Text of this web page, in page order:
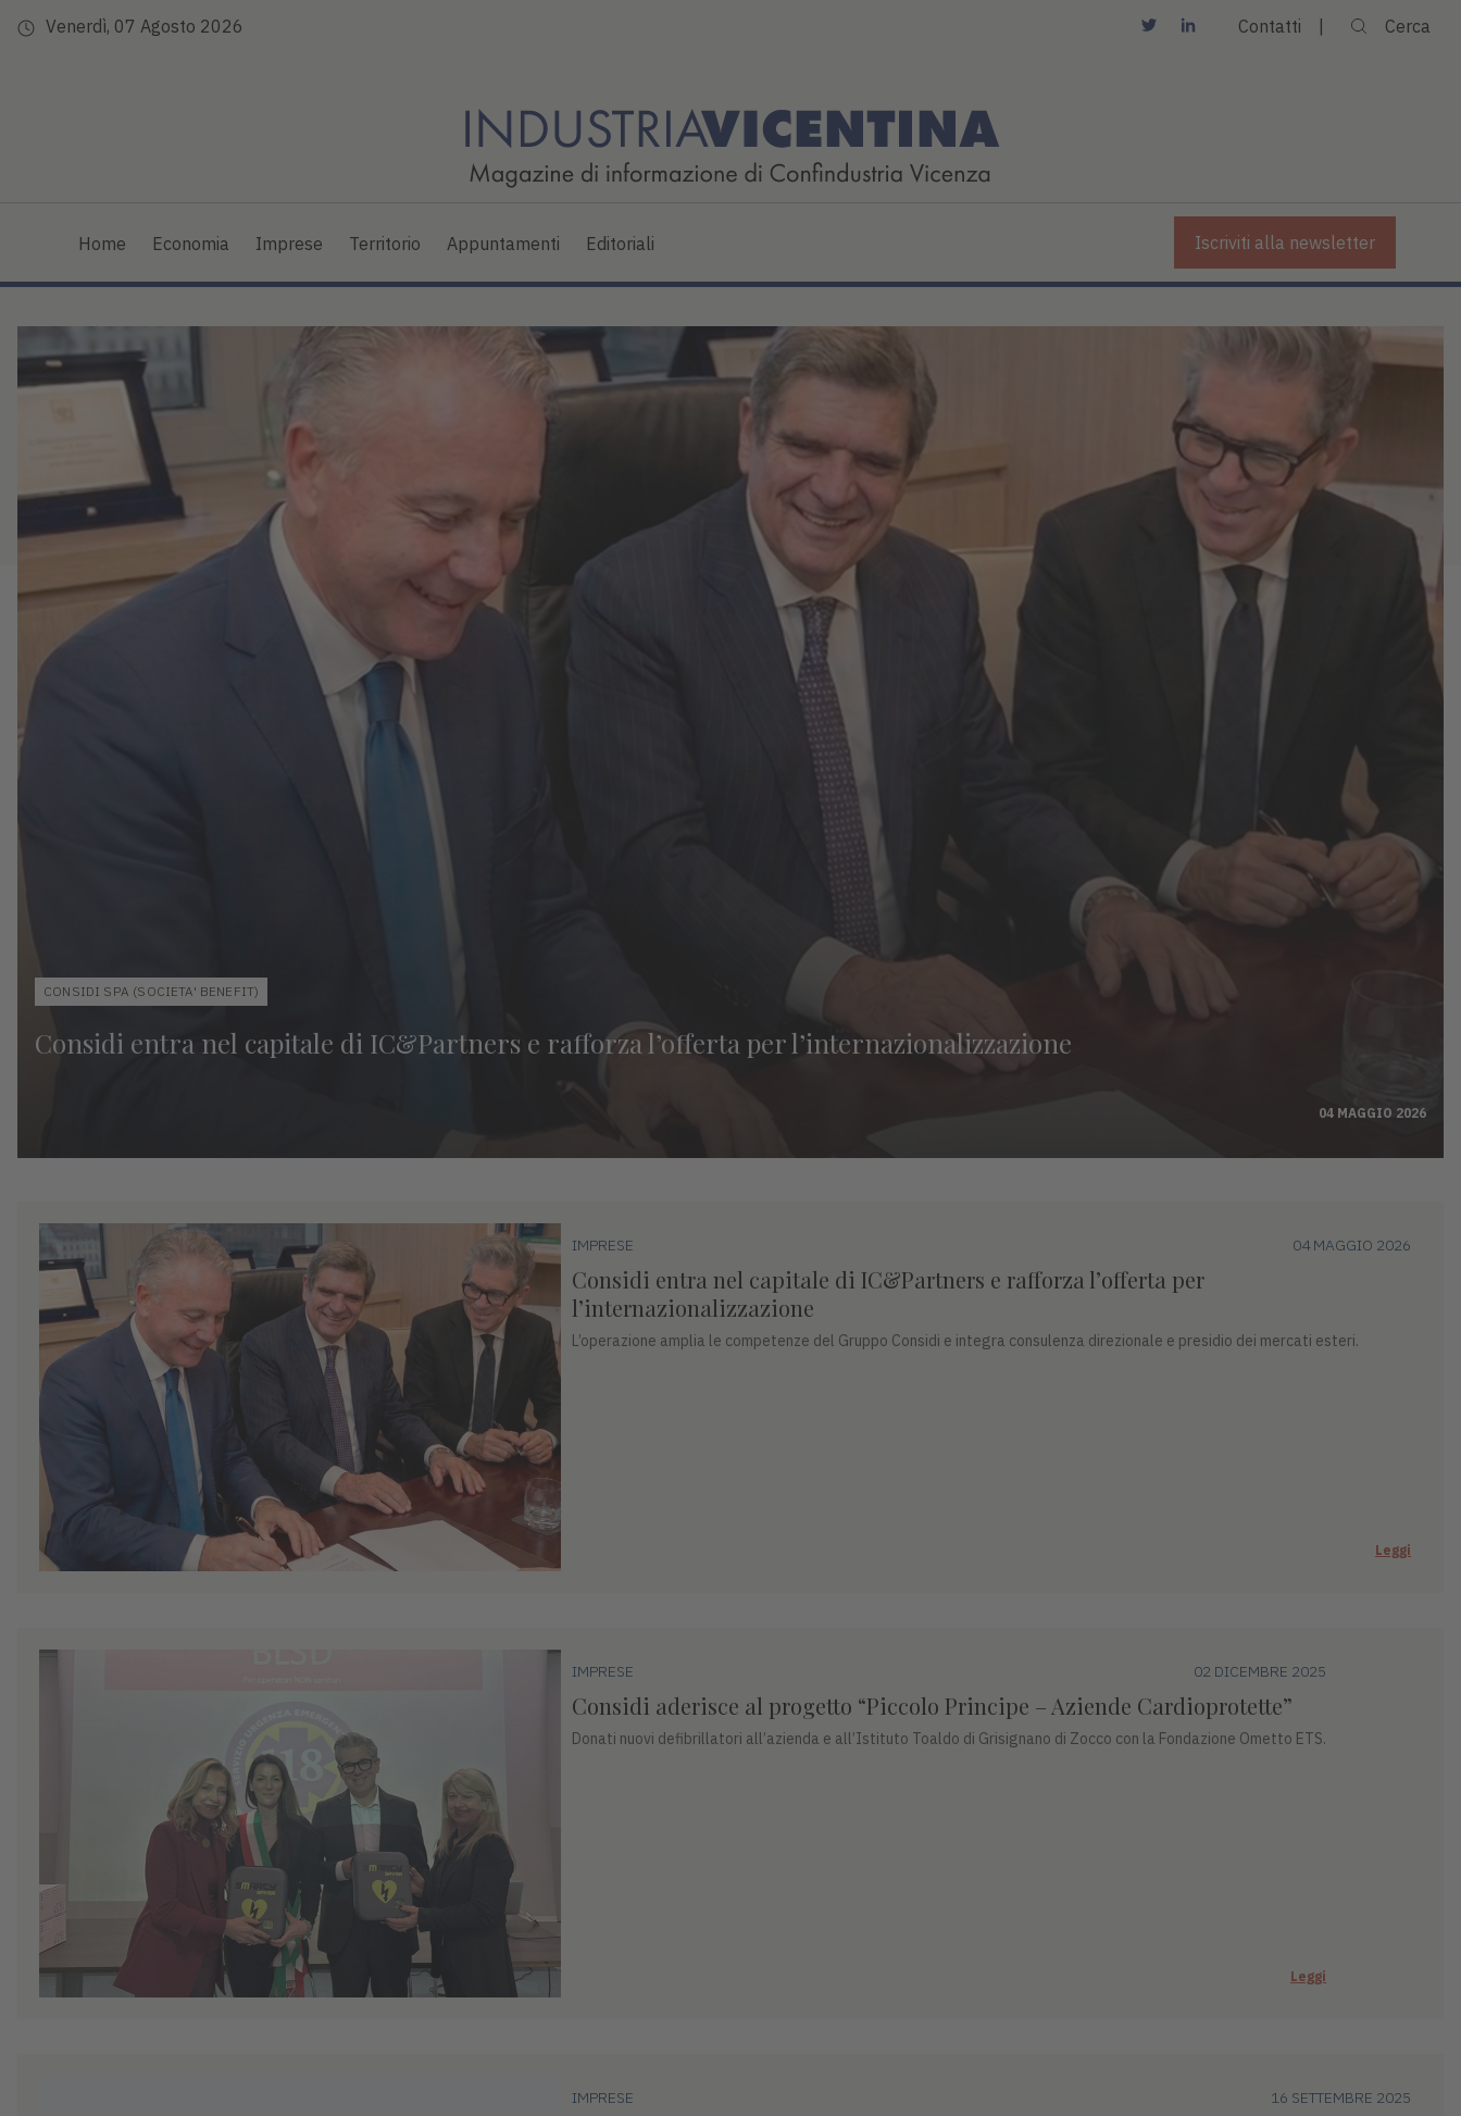
Venerdì, 07 Agosto 2026 Contatti Cerca
Home Economia Imprese Territorio Appuntamenti Editoriali Iscriviti alla newsletter
CONSIDI SPA (SOCIETA' BENEFIT)
Considi entra nel capitale di IC&Partners e rafforza l’offerta per l’internazionalizzazione
04 MAGGIO 2026
IMPRESE 04 MAGGIO 2026
Considi entra nel capitale di IC&Partners e rafforza l’offerta per
l’internazionalizzazione
L’operazione amplia le competenze del Gruppo Considi e integra consulenza direzionale e presidio dei mercati esteri.
Leggi
IMPRESE 02 DICEMBRE 2025
Considi aderisce al progetto “Piccolo Principe – Aziende Cardioprotette”
Donati nuovi defibrillatori all’azienda e all’Istituto Toaldo di Grisignano di Zocco con la Fondazione Ometto ETS.
Leggi
IMPRESE 16 SETTEMBRE 2025